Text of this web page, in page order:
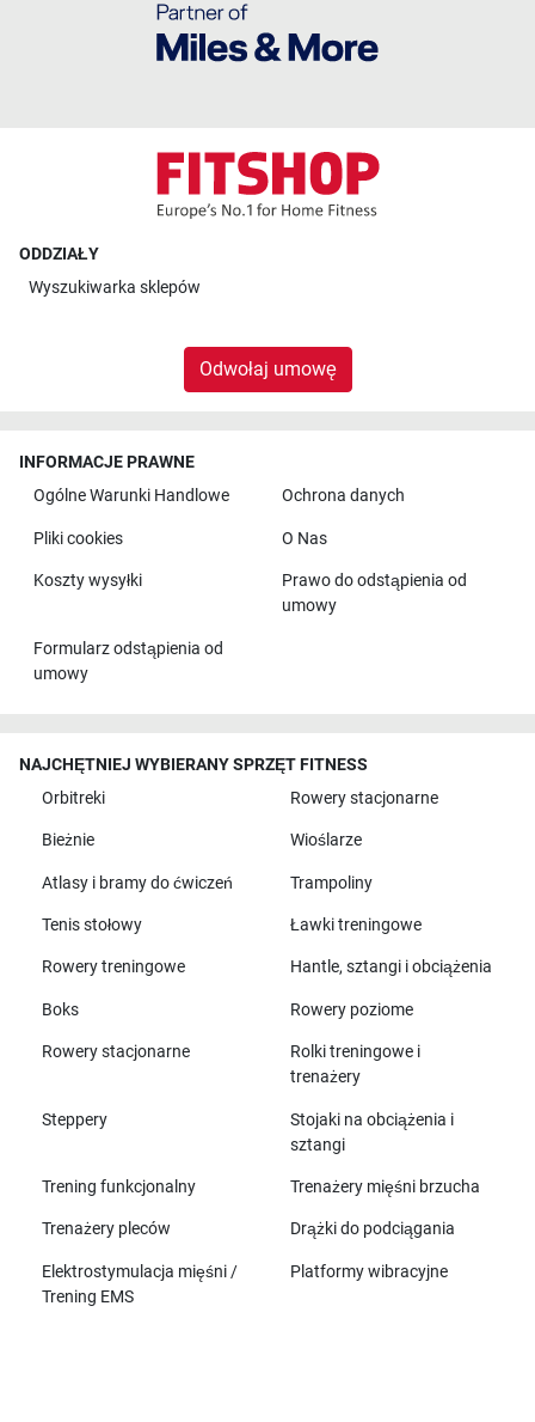
ODDZIAŁY
Wyszukiwarka sklepów
Odwołaj umowę
INFORMACJE PRAWNE
Ogólne Warunki Handlowe
Ochrona danych
Pliki cookies O Nas
Koszty wysyłki
Prawo do odstąpienia od
umowy
Formularz odstąpienia od
umowy
NAJCHĘTNIEJ WYBIERANY SPRZĘT FITNESS
Orbitreki
Rowery stacjonarne
Bieżnie Wioślarze
Atlasy i bramy do ćwiczeń Trampoliny
Tenis stołowy Ławki treningowe
Rowery treningowe Hantle, sztangi i obciążenia
Boks Rowery poziome
Rowery stacjonarne
Rolki treningowe i
trenażery
Steppery
Stojaki na obciążenia i
sztangi
Trening funkcjonalny Trenażery mięśni brzucha
Trenażery pleców Drążki do podciągania
Elektrostymulacja mięśni /
Trening EMS
Platformy wibracyjne